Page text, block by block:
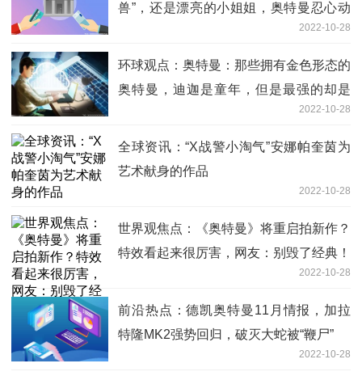
兽”，还是漂亮的小姐姐，奥特曼忍心动
2022-10-28
环球观点：奥特曼：那些拥有金色形态的
奥特曼，迪迦是童年，但是最强的却是
2022-10-28
全球资讯：“X战警小淘气”安娜帕奎茵为
艺术献身的作品
2022-10-28
世界观焦点：《奥特曼》将重启拍新作？
特效看起来很厉害，网友：别毁了经典！
2022-10-28
前沿热点：德凯奥特曼11月情报，加拉
特隆MK2强势回归，破灭大蛇被“鞭尸”
2022-10-28